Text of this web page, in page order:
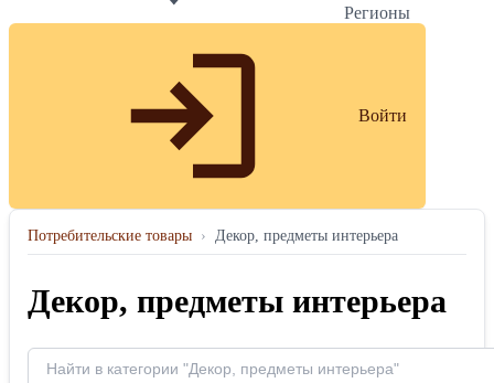
Регионы
Войти
Потребительские товары › Декор, предметы интерьера
Декор, предметы интерьера